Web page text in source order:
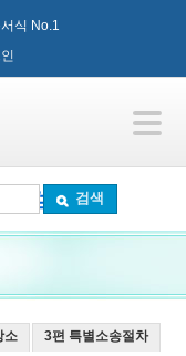
식 No.1
검색
소
3편 특별소송절차